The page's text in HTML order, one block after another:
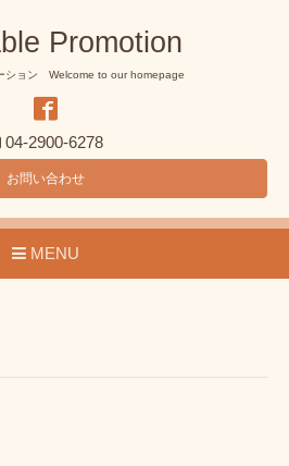
Promotion
ション Welcome to our homepage
04-2900-6278
お問い合わせ
MENU